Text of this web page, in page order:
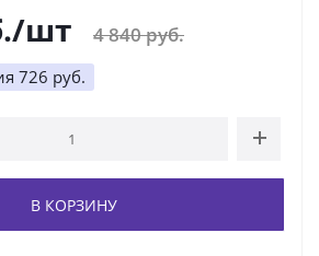
/шт 4 840руб.
726 руб.
В КОРЗИНУ